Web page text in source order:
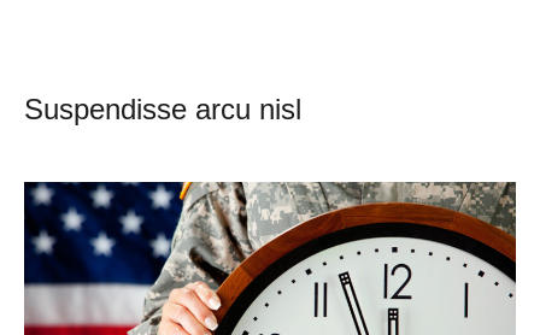
Suspendisse arcu nisl